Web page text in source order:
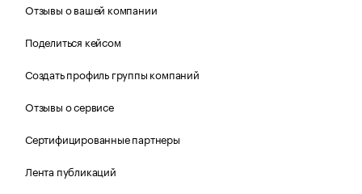
Отзывы о вашей компании
Поделиться кейсом
Создать профиль группы компаний
Отзывы о сервисе
Сертифицированные партнеры
Лента публикаций